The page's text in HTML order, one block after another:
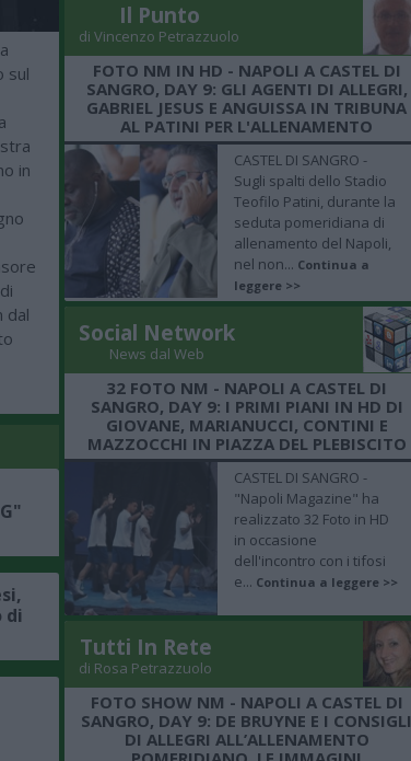
sul
in
dal
di
Il Punto
di Vincenzo Petrazzuolo
FOTO NM IN HD - NAPOLI A CASTEL DI
SANGRO, DAY 9: GLI AGENTI DI ALLEGRI,
GABRIEL JESUS E ANGUISSA IN TRIBUNA
AL PATINI PER L'ALLENAMENTO
CASTEL DI SANGRO -
Sugli spalti dello Stadio
Teofilo Patini, durante la
seduta pomeridiana di
allenamento del Napoli,
nel non... Continua a
leggere >>
Social Network
News dal Web
32 FOTO NM - NAPOLI A CASTEL DI
SANGRO, DAY 9: I PRIMI PIANI IN HD DI
GIOVANE, MARIANUCCI, CONTINI E
MAZZOCCHI IN PIAZZA DEL PLEBISCITO
CASTEL DI SANGRO -
"Napoli Magazine" ha
realizzato 32 Foto in HD
in occasione
dell'incontro con i tifosi
e... Continua a leggere >>
Tutti In Rete
di Rosa Petrazzuolo
FOTO SHOW NM - NAPOLI A CASTEL DI
SANGRO, DAY 9: DE BRUYNE E I CONSIGLI
DI ALLEGRI ALL’ALLENAMENTO